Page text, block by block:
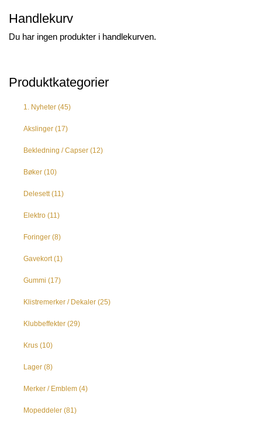
Handlekurv
Du har ingen produkter i handlekurven.
Produktkategorier
1. Nyheter (45)
Akslinger (17)
Bekledning / Capser (12)
Bøker (10)
Delesett (11)
Elektro (11)
Foringer (8)
Gavekort (1)
Gummi (17)
Klistremerker / Dekaler (25)
Klubbeffekter (29)
Krus (10)
Lager (8)
Merker / Emblem (4)
Mopeddeler (81)